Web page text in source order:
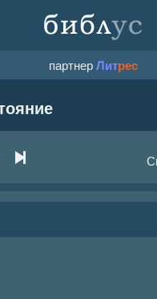
партнерЛитрес